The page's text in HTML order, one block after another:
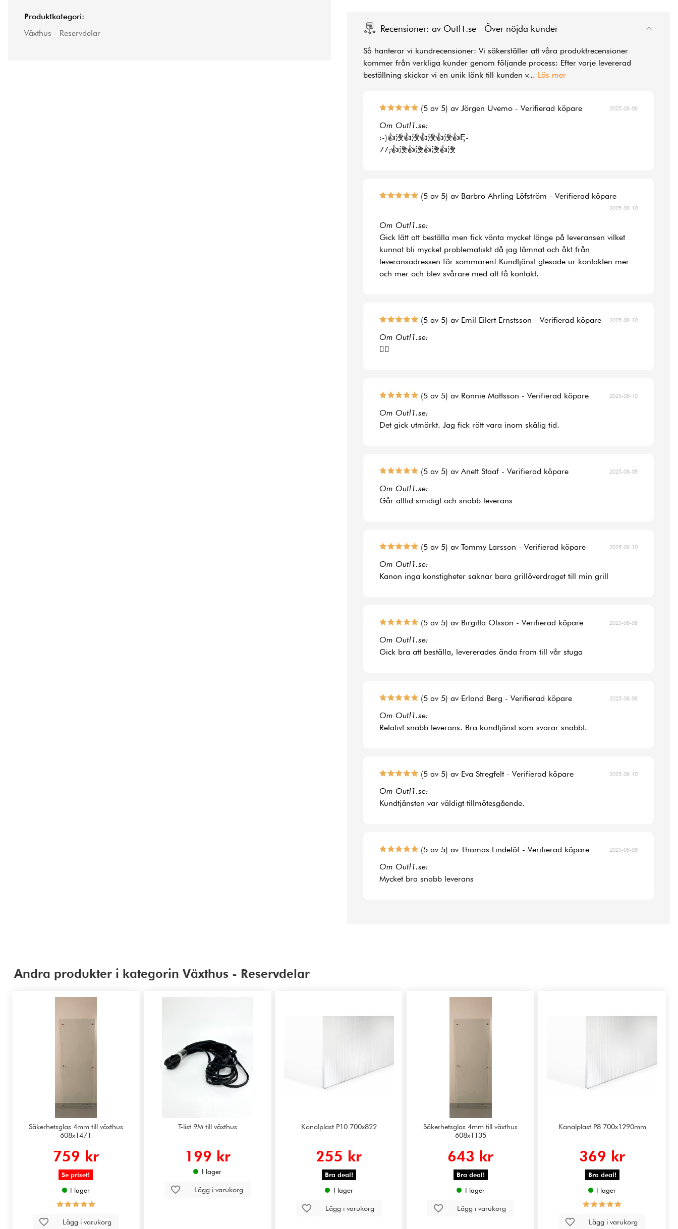
Produktkategori:
Växthus - Reservdelar
Recensioner: av Outl1.se - Över nöjda kunder
Så hanterar vi kundrecensioner: Vi säkerställer att våra produktrecensioner
kommer från verkliga kunder genom följande process: Efter varje levererad
beställning skickar vi en unik länk till kunden v... Läs mer
(5 av 5) av Jörgen Uvemo - Verifierad köpare 2025-08-08
Om Outl1.se:
:-)👍涭👍涭👍涭👍涭👍Ę-
77;👍涭👍涭👍涭👍涭
(5 av 5) av Barbro Ahrling Löfström - Verifierad köpare
2025-08-10
Om Outl1.se:
Gick lätt att beställa men fick vänta mycket länge på leveransen vilket
kunnat bli mycket problematiskt då jag lämnat och åkt från
leveransadressen för sommaren! Kundtjänst glesade ur kontakten mer
och mer och blev svårare med att få kontakt.
(5 av 5) av Emil Eilert Ernstsson - Verifierad köpare 2025-08-10
Om Outl1.se:
👍🏻
(5 av 5) av Ronnie Mattsson - Verifierad köpare 2025-08-10
Om Outl1.se:
Det gick utmärkt. Jag fick rätt vara inom skälig tid.
(5 av 5) av Anett Staaf - Verifierad köpare 2025-08-08
Om Outl1.se:
Går alltid smidigt och snabb leverans
(5 av 5) av Tommy Larsson - Verifierad köpare 2025-08-10
Om Outl1.se:
Kanon inga konstigheter saknar bara grillöverdraget till min grill
(5 av 5) av Birgitta Olsson - Verifierad köpare 2025-08-08
Om Outl1.se:
Gick bra att beställa, levererades ända fram till vår stuga
(5 av 5) av Erland Berg - Verifierad köpare 2025-08-08
Om Outl1.se:
Relativt snabb leverans. Bra kundtjänst som svarar snabbt.
(5 av 5) av Eva Stregfelt - Verifierad köpare 2025-08-10
Om Outl1.se:
Kundtjänsten var väldigt tillmötesgående.
(5 av 5) av Thomas Lindelöf - Verifierad köpare 2025-08-08
Om Outl1.se:
Mycket bra snabb leverans
Andra produkter i kategorin Växthus - Reservdelar
Säkerhetsglas 4mm till växthus
608x1471
759 kr
Se priset!
I lager
Lägg i varukorg
T-list 9M till växthus
199 kr
I lager
Lägg i varukorg
Kanalplast P10 700x822
255 kr
Bra deal!
I lager
Lägg i varukorg
Säkerhetsglas 4mm till växthus
608x1135
643 kr
Bra deal!
I lager
Lägg i varukorg
Kanalplast P8 700x1290mm
369 kr
Bra deal!
I lager
Lägg i varukorg